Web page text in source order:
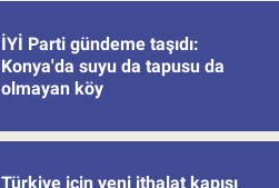
İYİ Parti gündeme taşıdı:
Konya'da suyu da tapusu da
olmayan köy
Türkiye için yeni ithalat kapısı